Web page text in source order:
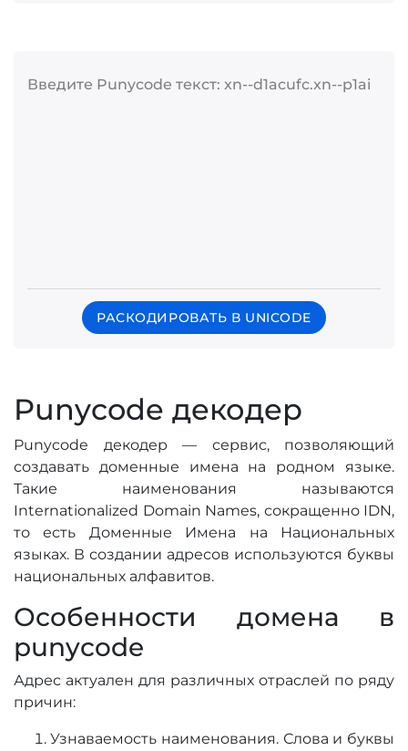
Введите Punycode текст: xn--d1acufc.xn--p1ai
РАСКОДИРОВАТЬ В UNICODE
Punycode декодер
Punycode декодер — сервис, позволяющий
создавать доменные имена на родном языке.
Такие наименования называются
Internationalized Domain Names, сокращенно IDN,
то есть Доменные Имена на Национальных
языках. В создании адресов используются буквы
национальных алфавитов.
Особенности домена в
punycode
Адрес актуален для различных отраслей по ряду
причин:
Узнаваемость наименования. Слова и буквы